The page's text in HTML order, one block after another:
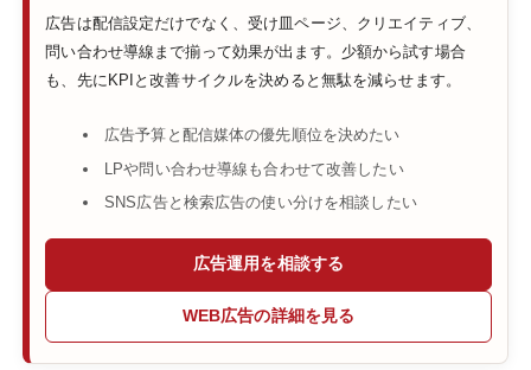
広告は配信設定だけでなく、受け皿ページ、クリエイティブ、
問い合わせ導線まで揃って効果が出ます。少額から試す場合
も、先にKPIと改善サイクルを決めると無駄を減らせます。
広告予算と配信媒体の優先順位を決めたい
LPや問い合わせ導線も合わせて改善したい
SNS広告と検索広告の使い分けを相談したい
広告運用を相談する
WEB広告の詳細を見る